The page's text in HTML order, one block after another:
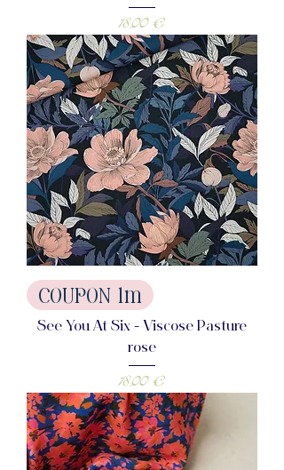
Prix
18,00 €
COUPON 1m
See You At Six - Viscose Pasture
rose
Prix
18,00 €